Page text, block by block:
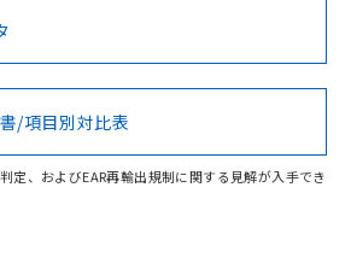
Cd Cr(VI)
在する可能性があります。
/項目別対比表
定、およびEAR再輸出規制に関する見解が入手でき